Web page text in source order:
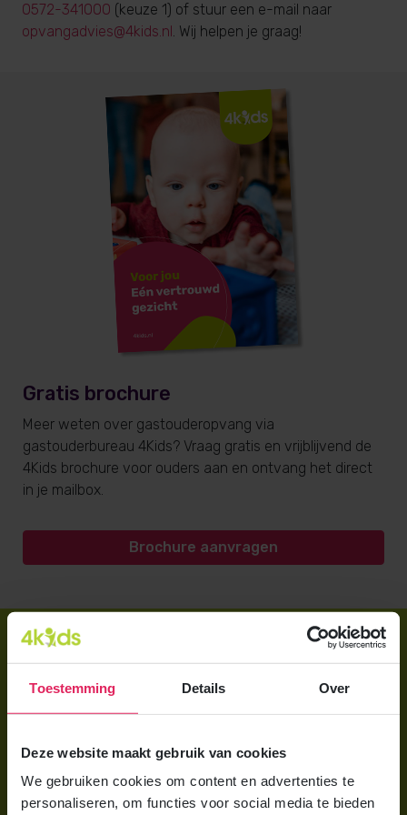
Toestemming Details Over
Deze website maakt gebruik van cookies
We gebruiken cookies om content en advertenties te
personaliseren, om functies voor social media te bieden
0572-341000 (keuze 1) of stuur een e-mail naar
opvangadvies@4kids.nl. Wij helpen je graag!
Gratis brochure
Meer weten over gastouderopvang via
gastouderbureau 4Kids? Vraag gratis en vrijblijvend de
4Kids brochure voor ouders aan en ontvang het direct
in je mailbox.
Brochure aanvragen
Direct regelen
Brochure aanvragen
Voor ouders